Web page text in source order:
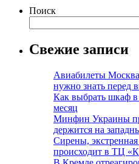
Поиск
Свежие записи
Авиабилеты
нужно знать перед
Как выбрать шкаф в
месяц
Минфин Украины
держится на
Сирены,
происходит в ТЦ